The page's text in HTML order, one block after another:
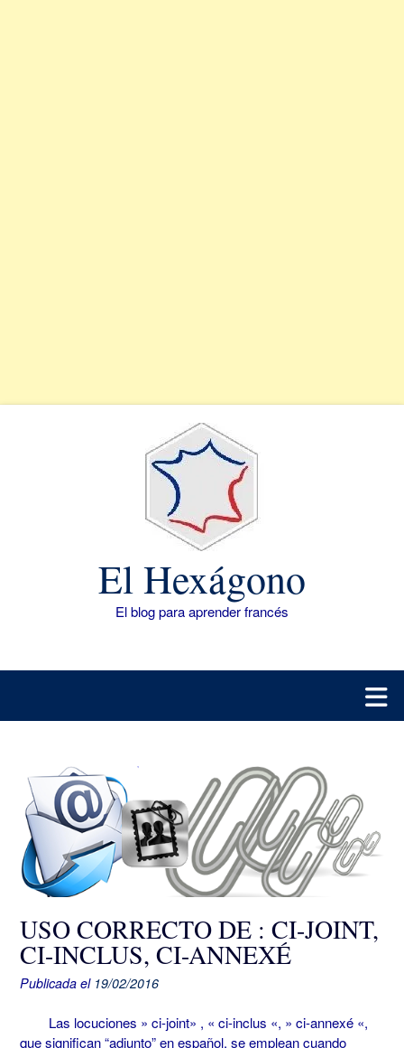
El Hexágono
El blog para aprender francés
USO CORRECTO DE : CI-JOINT,
CI-INCLUS, CI-ANNEXÉ
Publicada el 19/02/2016
Las locuciones » ci-joint» , « ci-inclus «, » ci-annexé «,
que significan “adjunto” en español, se emplean cuando